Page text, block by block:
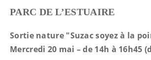
PARC DE L’ESTUAIRE
Sortie nature "Suzac soyez à la
Mercredi 20 mai – de 14h à 16h45